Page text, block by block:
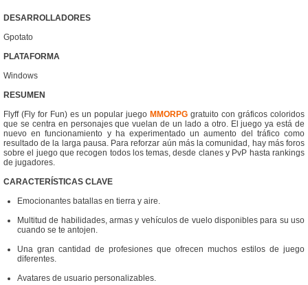
DESARROLLADORES
Gpotato
PLATAFORMA
Windows
RESUMEN
Flyff (Fly for Fun) es un popular juego MMORPG gratuito con gráficos coloridos
que se centra en personajes que vuelan de un lado a otro. El juego ya está de
nuevo en funcionamiento y ha experimentado un aumento del tráfico como
resultado de la larga pausa. Para reforzar aún más la comunidad, hay más foros
sobre el juego que recogen todos los temas, desde clanes y PvP hasta rankings
de jugadores.
CARACTERÍSTICAS CLAVE
Emocionantes batallas en tierra y aire.
Multitud de habilidades, armas y vehículos de vuelo disponibles para su uso
cuando se te antojen.
Una gran cantidad de profesiones que ofrecen muchos estilos de juego
diferentes.
Avatares de usuario personalizables.